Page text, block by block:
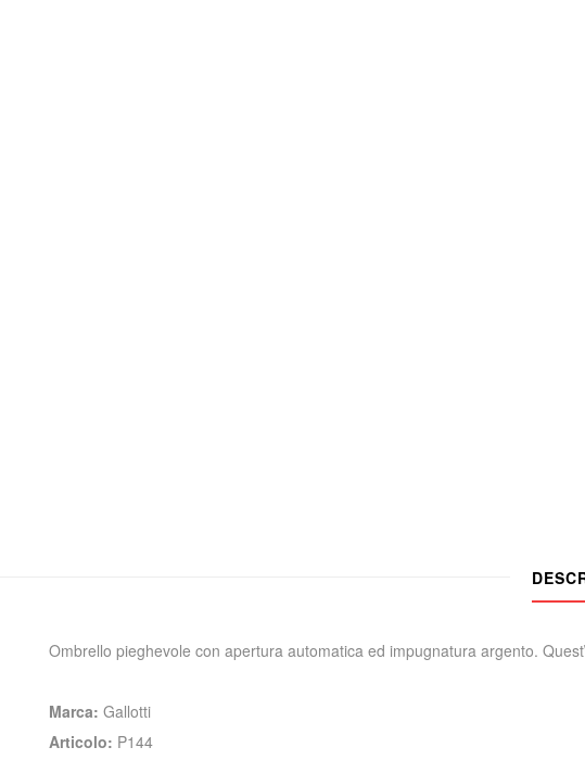
Ombrello pieghevole con apertura automatica ed impugnatura argento.
Marca: Gallotti
Articolo: P144